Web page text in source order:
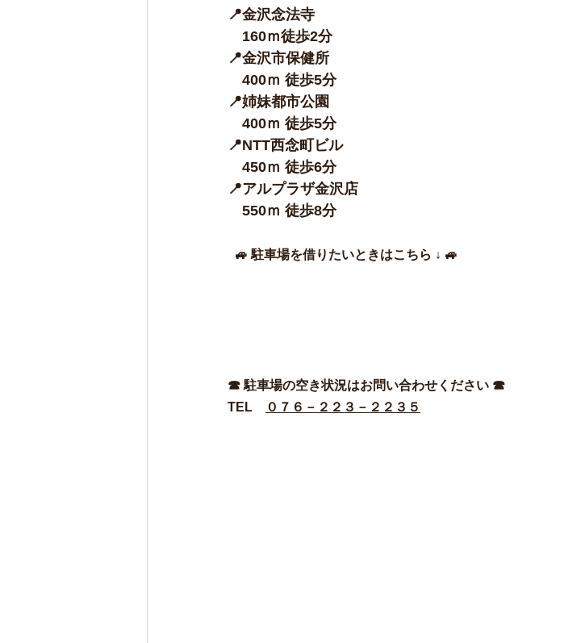
📍金沢念法寺
160ｍ徒歩2分
📍金沢市保健所
400ｍ 徒歩5分
📍姉妹都市公園
400ｍ 徒歩5分
📍NTT西念町ビル
450ｍ 徒歩6分
📍アルプラザ金沢店
550ｍ 徒歩8分
🚙 駐車場を借りたいときはこちら ↓ 🚙
☎ 駐車場の空き状況はお問い合わせください ☎
TEL
０７６－２２３－２２３５